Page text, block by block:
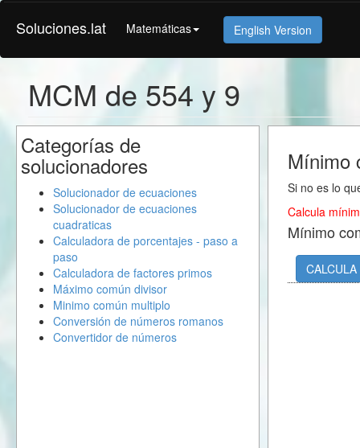
Soluciones.lat Matemáticas English Version
MCM de 554 y 9
Mínimo
Si no es lo
Calcula
Mínimo
CALCULA
Categorías de
solucionadores
Solucionador de ecuaciones
Solucionador de ecuaciones
cuadraticas
Calculadora de porcentajes - paso a
paso
Calculadora de factores primos
Máximo común divisor
Minimo común multiplo
Conversión de números romanos
Convertidor de números